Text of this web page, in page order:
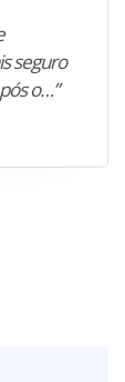
seguro
o…”